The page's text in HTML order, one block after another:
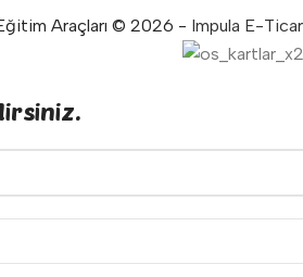
Araçları © 2026 - Impula E-